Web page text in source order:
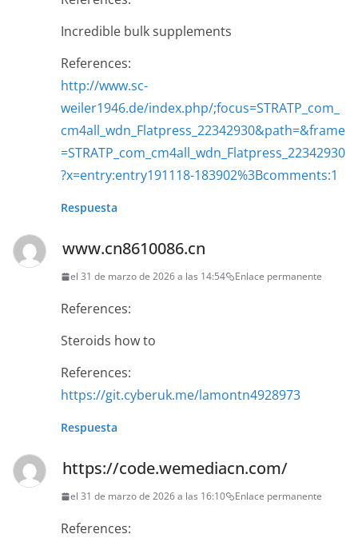
Incredible bulk supplements
References:
http://www.sc-
weiler1946.de/index.php/;focus=STRATP_com_
cm4all_wdn_Flatpress_22342930&path=&frame
=STRATP_com_cm4all_wdn_Flatpress_22342930
?x=entry:entry191118-183902%3Bcomments:1
Respuesta
www.cn8610086.cn
el 31 de marzo de 2026 a las 14:54 Enlace permanente
References:
Steroids how to
References:
https://git.cyberuk.me/lamontn4928973
Respuesta
https://code.wemediacn.com/
el 31 de marzo de 2026 a las 16:10 Enlace permanente
References: